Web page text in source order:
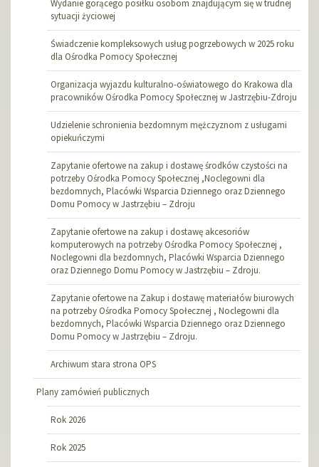
Wydanie gorącego posiłku osobom znajdującym się w trudnej
sytuacji życiowej
Świadczenie kompleksowych usług pogrzebowych w 2025 roku
dla Ośrodka Pomocy Społecznej
Organizacja wyjazdu kulturalno-oświatowego do Krakowa dla
pracowników Ośrodka Pomocy Społecznej w Jastrzębiu-Zdroju
Udzielenie schronienia bezdomnym mężczyznom z usługami
opiekuńczymi
Zapytanie ofertowe na zakup i dostawę środków czystości na
potrzeby Ośrodka Pomocy Społecznej ,Noclegowni dla
bezdomnych, Placówki Wsparcia Dziennego oraz Dziennego
Domu Pomocy w Jastrzębiu – Zdroju
Zapytanie ofertowe na zakup i dostawę akcesoriów
komputerowych na potrzeby Ośrodka Pomocy Społecznej ,
Noclegowni dla bezdomnych, Placówki Wsparcia Dziennego
oraz Dziennego Domu Pomocy w Jastrzębiu – Zdroju.
Zapytanie ofertowe na Zakup i dostawę materiałów biurowych
na potrzeby Ośrodka Pomocy Społecznej , Noclegowni dla
bezdomnych, Placówki Wsparcia Dziennego oraz Dziennego
Domu Pomocy w Jastrzębiu – Zdroju.
Archiwum stara strona OPS
Plany zamówień publicznych
Rok 2026
Rok 2025